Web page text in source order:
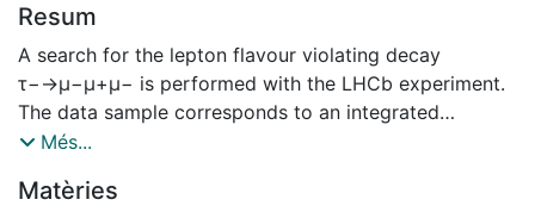
Resum
A search for the lepton flavour violating decay
τ−→μ−μ+μ− is performed with the LHCb experiment.
The data sample corresponds to an integrated
luminosity of 1.0fb−1 of proton-proton collisions at a
No evidence is found for a signal, and a limit is set at
Més...
Matèries